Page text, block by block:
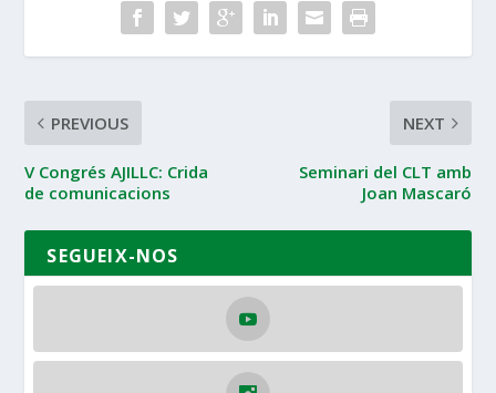
PREVIOUS
V Congrés AJILLC: Crida
de comunicacions
NEXT
Seminari del CLT amb
Joan Mascaró
SEGUEIX-NOS